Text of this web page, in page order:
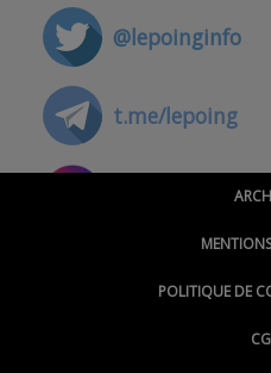
@lepoinginfo
t.me/lepoing
POLITIQUE DE